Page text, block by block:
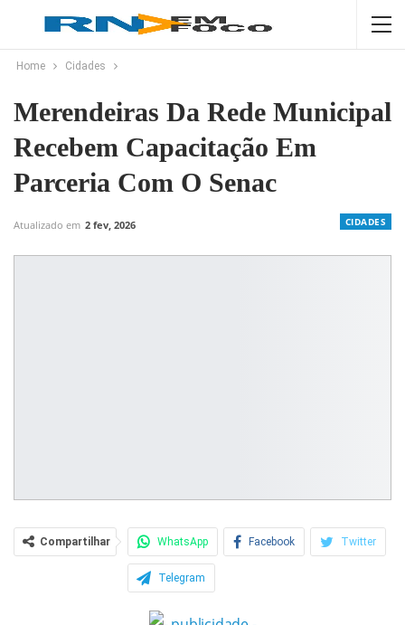
Home Cidades
Merendeiras Da Rede Municipal
Recebem Capacitação Em
Parceria Com O Senac
CIDADES
Atualizado em 2 fev, 2026
Compartilhar WhatsApp Facebook Twitter
Telegram